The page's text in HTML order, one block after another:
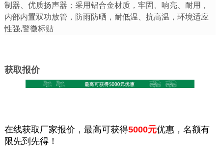
制器、优质扬声器；采用铝合金材质，牢固、响亮、耐用，
内部内置双功放管，防雨防晒，耐低温、抗高温，环境适应
性强,警徽标贴
获取报价
在线获取厂家报价，最高可获得5000元优惠，名额有
限先到先得！